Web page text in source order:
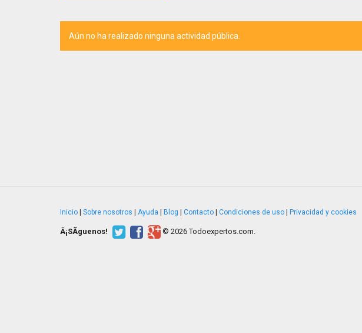
Aún no ha realizado ninguna actividad pública.
Inicio Sobre nosotros Ayuda Blog Contacto Condiciones de uso Privacidad y cookies
Â¡SÃ­guenos! © 2026 Todoexpertos.com.